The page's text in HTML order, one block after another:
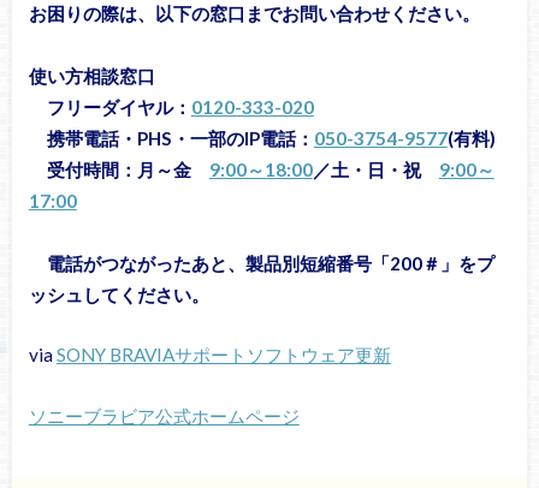
お困りの際は、以下の窓口までお問い合わせください。
使い方相談窓口
フリーダイヤル： 0120-333-020
携帯電話・PHS・一部のIP電話： 050-3754-9577(有料)
受付時間：月～金 9:00～18:00／土・日・祝 9:00～
17:00
電話がつながったあと、製品別短縮番号「200＃」をプ
ッシュしてください。
viaSONY BRAVIAサポートソフトウェア更新
ソニーブラビア公式ホームページ